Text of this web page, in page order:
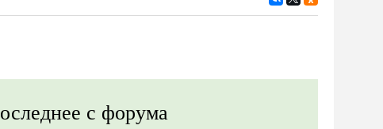
с форума